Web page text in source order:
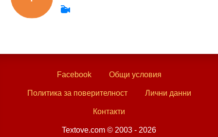
Facebook Общи условия
Политика за поверителност Лични данни
Контакти
Textove.com © 2003 - 2026